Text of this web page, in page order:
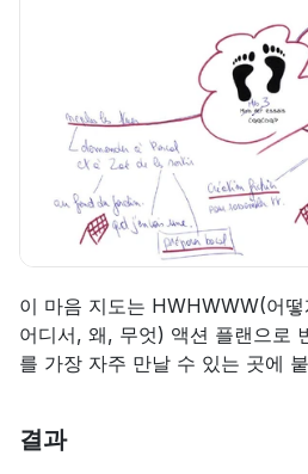
이 마음 지도는 HWHWWW(어
어디서, 왜, 무엇) 액션 플랜으로
를 가장 자주 만날 수 있는 곳에
결과